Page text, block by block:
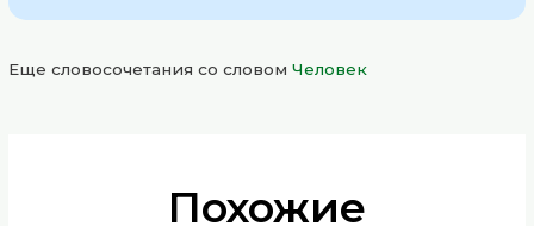
Еще словосочетания со словомЧеловек
Похожие